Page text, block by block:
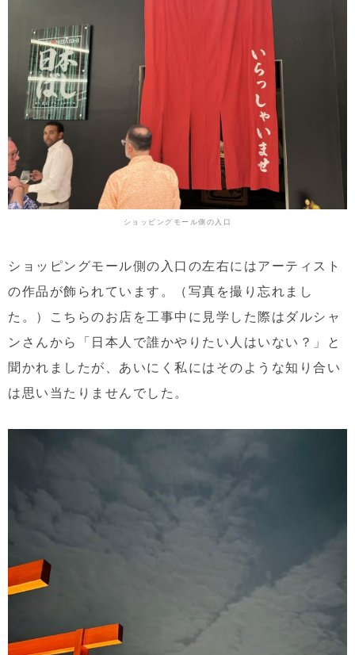
ショッピングモール側の入口
ショッピングモール側の入口の左右にはアーティスト
の作品が飾られています。（写真を撮り忘れまし
た。）こちらのお店を工事中に見学した際はダルシャ
ンさんから「日本人で誰かやりたい人はいない？」と
聞かれましたが、あいにく私にはそのような知り合い
は思い当たりませんでした。